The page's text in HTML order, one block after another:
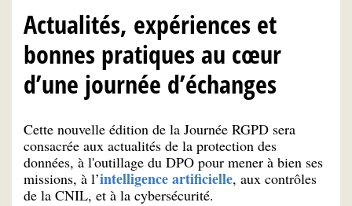
Actualités, expériences et
bonnes pratiques au cœur
d’une journée d’échanges
Cette nouvelle édition de la Journée RGPD sera
consacrée aux actualités de la protection des
données, à l'outillage du DPO pour mener à bien ses
missions, à l’intelligence artificielle, aux contrôles
de la CNIL, et à la cybersécurité.